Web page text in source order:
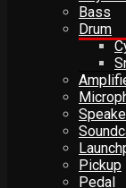
Bass
Drum
Pickup
Pedal